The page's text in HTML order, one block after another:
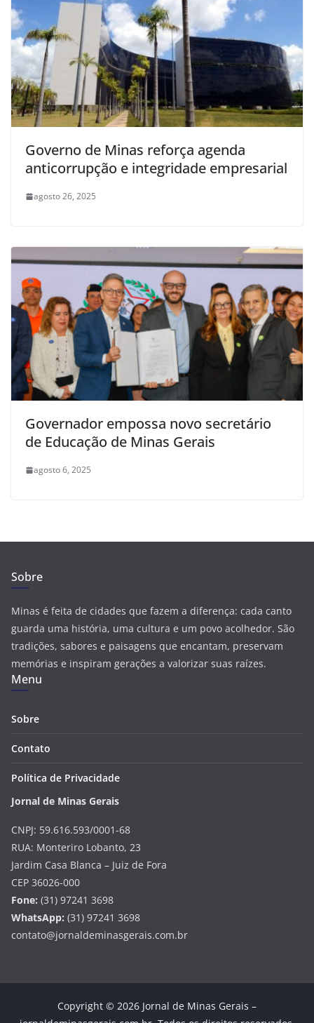
Governo de Minas reforça agenda
anticorrupção e integridade empresarial
agosto 26, 2025
Governador empossa novo secretário
de Educação de Minas Gerais
agosto 6, 2025
Sobre
Minas é feita de cidades que fazem a diferença: cada canto
guarda uma história, uma cultura e um povo acolhedor. São
tradições, sabores e paisagens que encantam, preservam
memórias e inspiram gerações a valorizar suas raízes.
Menu
Sobre
Contato
Política de Privacidade
Jornal de Minas Gerais
CNPJ: 59.616.593/0001-68
RUA: Monteriro Lobanto, 23
Jardim Casa Blanca – Juiz de Fora
CEP 36026-000
Fone: (31) 97241 3698
WhatsApp: (31) 97241 3698
contato@jornaldeminasgerais.com.br
Copyright © 2026 Jornal de Minas Gerais –